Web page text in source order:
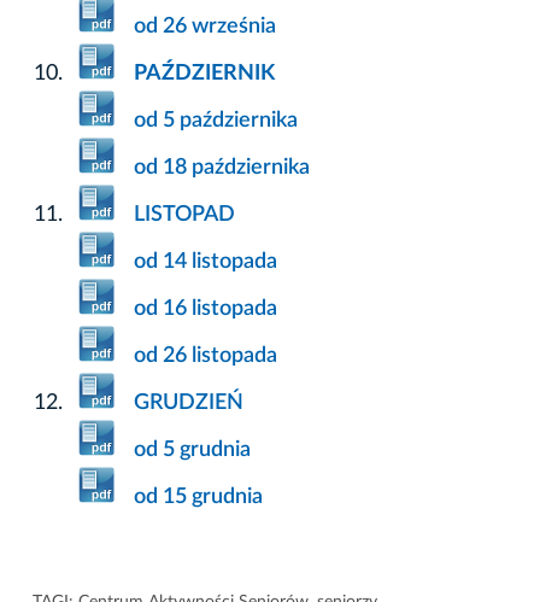
od 26 września
PAŹDZIERNIK
od 5 października
od 18 października
LISTOPAD
od 14 listopada
od 16 listopada
od 26 listopada
GRUDZIEŃ
od 5 grudnia
od 15 grudnia